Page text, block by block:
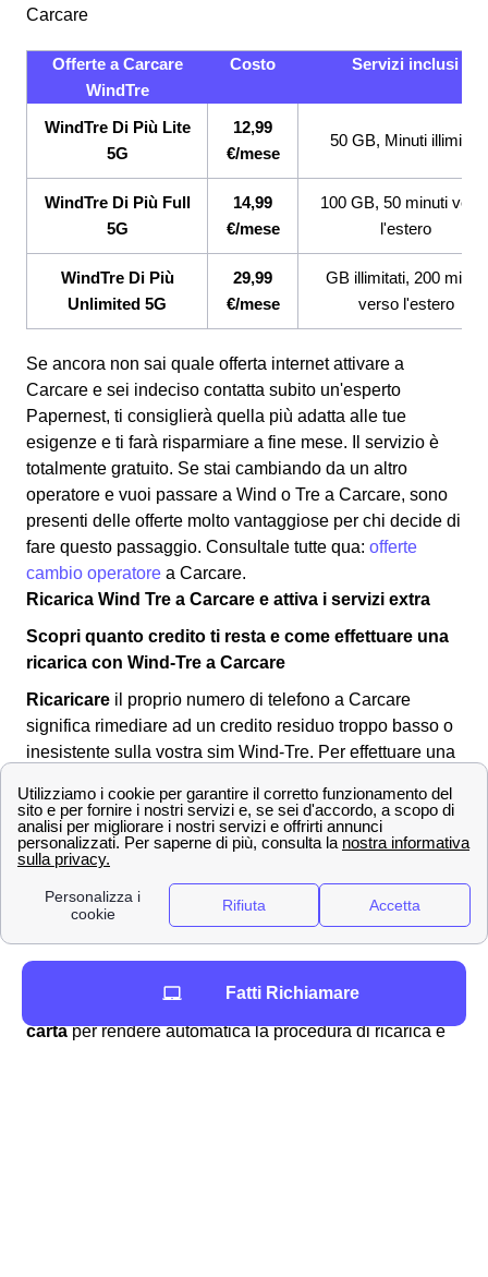
Carcare
Offerte a Carcare
WindTre
Costo Servizi inclusi
WindTre Di Più Lite
5G
12,99
€/mese
50 GB, Minuti illimitati
WindTre Di Più Full
5G
14,99
€/mese
100 GB, 50 minuti
l'estero
WindTre Di Più
Unlimited 5G
29,99
€/mese
GB illimitati, 200 minuti
verso l'estero
Se ancora non sai quale offerta internet attivare a
Carcare e sei indeciso contatta subito un'esperto
Papernest, ti consiglierà quella più adatta alle tue
esigenze e ti farà risparmiare a fine mese. Il servizio è
totalmente gratuito. Se stai cambiando da un altro
operatore e vuoi passare a Wind o Tre a Carcare, sono
presenti delle offerte molto vantaggiose per chi decide di
fare questo passaggio. Consultale tutte qua: offerte
cambio operatore a Carcare.
Ricarica Wind Tre a Carcare e attiva i servizi extra
Scopri quanto credito ti resta e come effettuare una
ricarica con Wind-Tre a Carcare
Ricaricare il proprio numero di telefono a Carcare
significa rimediare ad un credito residuo troppo basso o
inesistente sulla vostra sim Wind-Tre. Per effettuare una
Recarsi in banca o altabacchinodi Carcare
Comprare una ricarica grattabile
paypal sul sito ufficiale di Wind Tre, senza
bisogno di uscire di casa a Carcare
potete selezionare online l' addebito automatico su
cartaper rendere automatica la procedura di ricarica e
Fatti Richiamare